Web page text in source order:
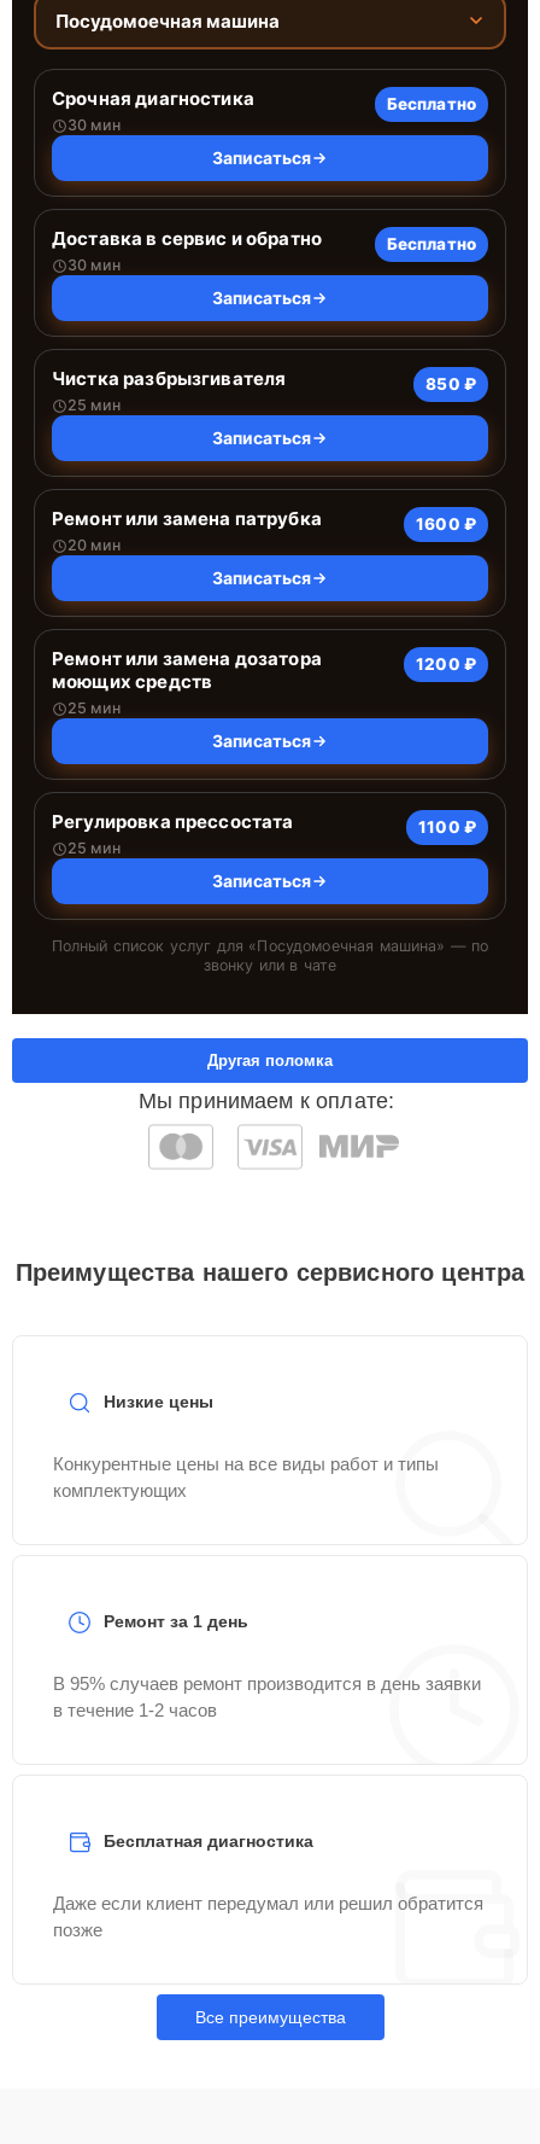
Посудомоечная машина
Срочная диагностика
30 мин
Бесплатно
Записаться
Доставка в сервис и обратно
30 мин
Бесплатно
Записаться
Чистка разбрызгивателя
25 мин
850 ₽
Записаться
Ремонт или замена патрубка
20 мин
1600 ₽
Записаться
Ремонт или замена дозатора
моющих средств
25 мин
1200 ₽
Записаться
Регулировка прессостата
25 мин
1100 ₽
Записаться
Полный список услуг для «Посудомоечная машина» — по
звонку или в чате
Мы принимаем к оплате:
Другая поломка
Преимущества нашего сервисного центра
Низкие цены
Конкурентные цены на все виды работ и типы
комплектующих
Ремонт за 1 день
В 95% случаев ремонт производится в день заявки
в течение 1-2 часов
Бесплатная диагностика
Даже если клиент передумал или решил обратится
позже
Все преимущества